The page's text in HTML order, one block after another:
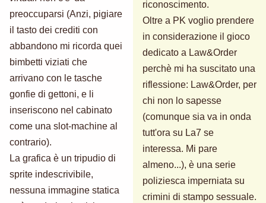
preoccuparsi (Anzi, pigiare
il tasto dei crediti con
abbandono mi ricorda quei
bimbetti viziati che
arrivano con le tasche
gonfie di gettoni, e li
inseriscono nel cabinato
come una slot-machine al
contrario).
La grafica è un tripudio di
sprite indescrivibile,
nessuna immagine statica
riconoscimento.
Oltre a PK voglio prendere
in considerazione il gioco
dedicato a Law&Order
perchè mi ha suscitato una
riflessione: Law&Order, per
chi non lo sapesse
(comunque sia va in onda
tutt'ora su La7 se
interessa. Mi pare
almeno...), è una serie
poliziesca imperniata su
crimini di stampo sessuale.